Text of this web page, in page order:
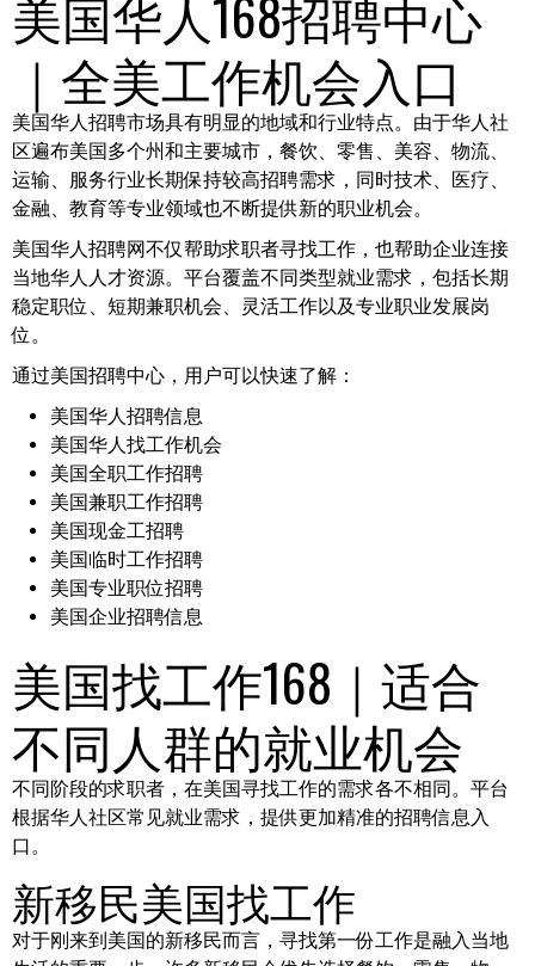
美国华人168招聘中心
｜全美工作机会入口
美国华人招聘市场具有明显的地域和行业特点。由于华人社
区遍布美国多个州和主要城市，餐饮、零售、美容、物流、
运输、服务行业长期保持较高招聘需求，同时技术、医疗、
金融、教育等专业领域也不断提供新的职业机会。
美国华人招聘网不仅帮助求职者寻找工作，也帮助企业连接
当地华人人才资源。平台覆盖不同类型就业需求，包括长期
稳定职位、短期兼职机会、灵活工作以及专业职业发展岗
位。
通过美国招聘中心，用户可以快速了解：
美国华人招聘信息
美国华人找工作机会
美国全职工作招聘
美国兼职工作招聘
美国现金工招聘
美国临时工作招聘
美国专业职位招聘
美国企业招聘信息
美国找工作168｜适合
不同人群的就业机会
不同阶段的求职者，在美国寻找工作的需求各不相同。平台
根据华人社区常见就业需求，提供更加精准的招聘信息入
口。
新移民美国找工作
对于刚来到美国的新移民而言，寻找第一份工作是融入当地